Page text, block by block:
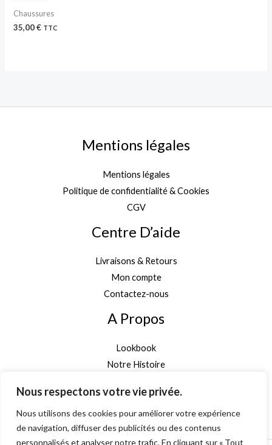
Nous respectons votre vie privée.
Nous utilisons des cookies pour améliorer votre expérience
de navigation, diffuser des publicités ou des contenus
personnalisés et analyser notre trafic. En cliquant sur « Tout
Chaussures
35,00€ TTC
Mentions légales
Mentions légales
Politique de confidentialité & Cookies
CGV
Centre D’aide
Livraisons & Retours
Mon compte
Contactez-nous
A Propos
Lookbook
Notre Histoire
Inscription newsletter